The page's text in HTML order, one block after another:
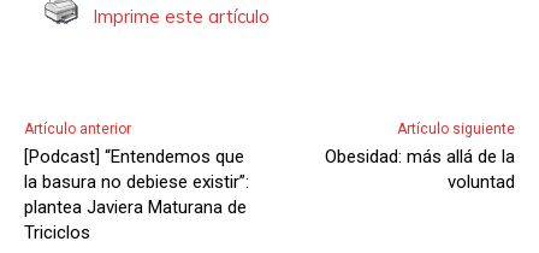
Imprime este artículo
Artículo anterior
[Podcast] “Entendemos que
la basura no debiese existir”:
plantea Javiera Maturana de
Triciclos
Artículo siguiente
Obesidad: más allá de la
voluntad